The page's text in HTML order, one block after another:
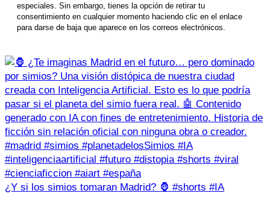
especiales. Sin embargo, tienes la opción de retirar tu
consentimiento en cualquier momento haciendo clic en el enlace
para darse de baja que aparece en los correos electrónicos.
¿Y si los simios tomaran Madrid? 🦍 #shorts #IA